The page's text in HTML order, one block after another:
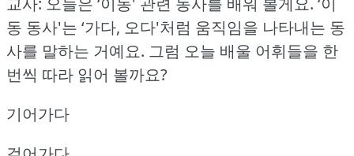
동 동사'는 ‘가다, 오다'처럼 움직임을 나타내는 동
사를 말하는 거예요. 그럼 오늘 배울 어휘들을 한
번씩 따라 읽어 볼까요?
기어가다